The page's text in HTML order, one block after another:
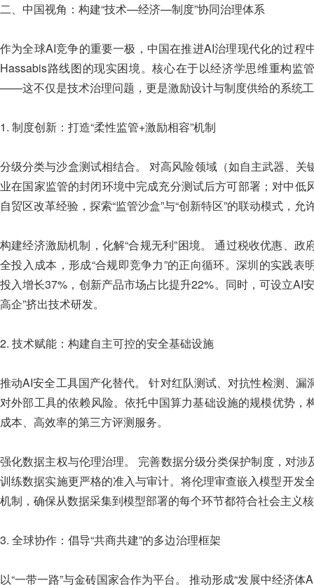
二、中国视角：构建“技术—经济—制度”协同治理体系
作为全球AI竞争的重要一极，中国在推进AI治理现代化的过程
Hassabis路线图的现实困境。核心在于以经济学思维重构监
——这不仅是技术治理问题，更是激励设计与制度供给的系统
1. 制度创新：打造“柔性监管+激励相容”机制
分级分类与沙盒测试相结合。 对高风险领域（如自主武器、
业在国家监管的封闭环境中完成充分测试后方可部署；对中
自贸区改革经验，探索“监管沙盒”与“创新特区”的联动模式，
构建经济激励机制，化解“合规无利”困境。 通过税收优惠、
全投入成本，形成“合规即竞争力”的正向循环。深圳的实践
投入增长37%，创新产品市场占比提升22%。同时，可设立AI
高企”挤出技术研发。
2. 技术赋能：构建自主可控的安全基础设施
推动AI安全工具国产化替代。 针对红队测试、对抗性检测、
对外部工具的依赖风险。依托中国算力基础设施的规模优势
成本、高效率的第三方评测服务。
强化数据主权与伦理治理。 完善数据分级分类保护制度，对
训练数据实施更严格的准入与审计。将伦理审查嵌入模型开发
机制，确保从数据采集到模型部署的每个环节都符合社会主义
3. 全球协作：倡导“共商共建”的多边治理框架
以“一带一路”与金砖国家合作为平台。 推动形成“发展中经济